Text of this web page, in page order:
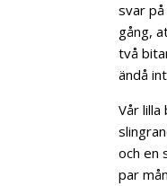
svar
gång,
två
ändå
Vår
och en
par